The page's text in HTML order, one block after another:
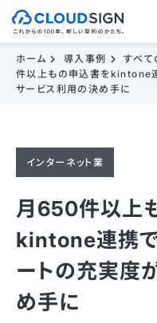
ホーム 導入事例 すべ
件以上もの申込書をkintone
サービス利用の決め手に
インターネット業
月650件以上
kintone連携
ートの充実度
め手に